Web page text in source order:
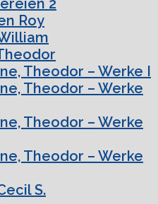
2
Roy
Theodor – Werke I
Theodor – Werke
Theodor – Werke
Theodor – Werke
S.